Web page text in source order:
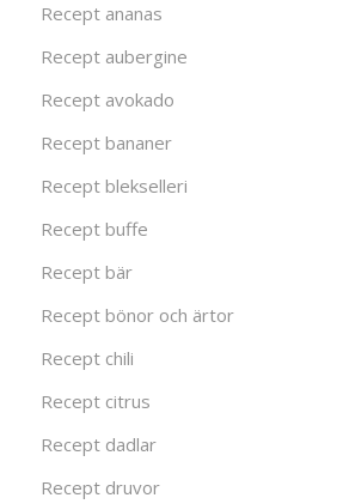
Recept ananas
Recept aubergine
Recept avokado
Recept bananer
Recept blekselleri
Recept buffe
Recept bär
Recept bönor och ärtor
Recept chili
Recept citrus
Recept dadlar
Recept druvor